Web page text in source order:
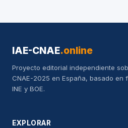
IAE-CNAE.online
Proyecto editorial independiente
CNAE-2025 en España, basado en
INE y BOE.
EXPLORAR